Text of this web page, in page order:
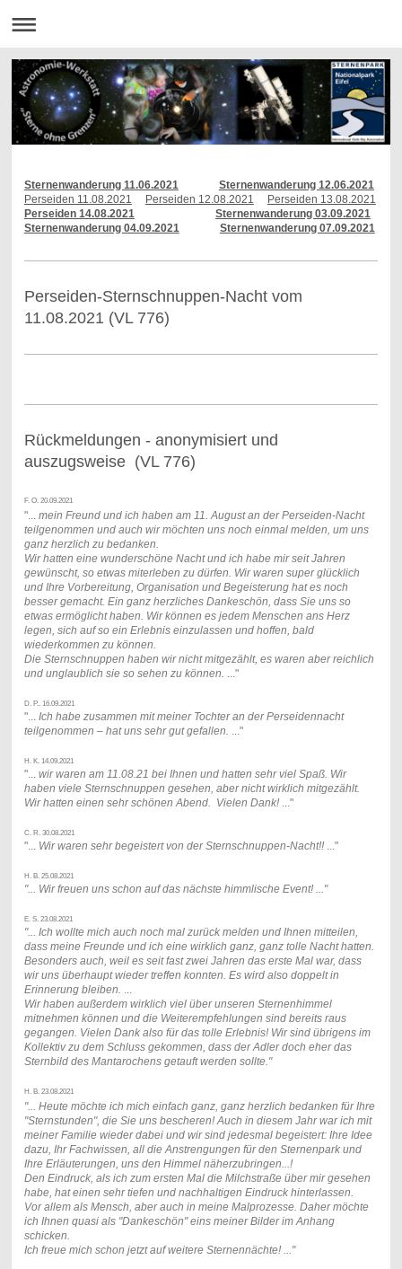
Sternenwanderung 11.06.2021
Sternenwanderung 12.06.2021
Perseiden 11.08.2021
Perseiden 12.08.2021
Perseiden 13.08.2021
Perseiden 14.08.2021
Sternenwanderung 03.09.2021
Sternenwanderung 04.09.2021
Sternenwanderung 07.09.2021
Perseiden-Sternschnuppen-Nacht vom
11.08.2021 (VL 776)
Rückmeldungen - anonymisiert und
auszugsweise (VL 776)
F. O. 20.09.2021
"... mein Freund und ich haben am 11. August an der Perseiden-Nacht
teilgenommen und auch wir möchten uns noch einmal melden, um uns
ganz herzlich zu bedanken.
Wir hatten eine wunderschöne Nacht und ich habe mir seit Jahren
gewünscht, so etwas miterleben zu dürfen. Wir waren super glücklich
und Ihre Vorbereitung, Organisation und Begeisterung hat es noch
besser gemacht. Ein ganz herzliches Dankeschön, dass Sie uns so
etwas ermöglicht haben. Wir können es jedem Menschen ans Herz
legen, sich auf so ein Erlebnis einzulassen und hoffen, bald
wiederkommen zu können.
Die Sternschnuppen haben wir nicht mitgezählt, es waren aber reichlich
und unglaublich sie so sehen zu können.
..."
D. P.. 16.09.2021
"... Ich habe zusammen mit meiner Tochter an der Perseidennacht
teilgenommen – hat uns sehr gut gefallen.
..."
H. K. 14.09.2021
"... wir waren am 11.08.21 bei Ihnen und hatten sehr viel Spaß. Wir
haben viele Sternschnuppen gesehen, aber nicht wirklich mitgezählt.
Wir hatten einen sehr schönen Abend. Vielen Dank!..."
C. R. 30.08.2021
"... Wir waren sehr begeistert von der Sternschnuppen-Nacht!!..."
H. B. 25.08.2021
"... Wir freuen uns schon auf das nächste himmlische Event! ..."
E. S. 23.08.2021
"... Ich wollte mich auch noch mal zurück melden und Ihnen mitteilen,
dass meine Freunde und ich eine wirklich ganz, ganz tolle Nacht hatten.
Besonders auch, weil es seit fast zwei Jahren das erste Mal war, dass
wir uns überhaupt wieder treffen konnten. Es wird also doppelt in
Erinnerung bleiben.
Wir haben außerdem wirklich viel über unseren Sternenhimmel
mitnehmen können und die Weiterempfehlungen sind bereits raus
gegangen. Vielen Dank also für das tolle Erlebnis! Wir sind übrigens im
Kollektiv zu dem Schluss gekommen, dass der Adler doch eher das
Sternbild des Mantarochens getauft werden sollte. "
H. B. 23.08.2021
"... Heute möchte ich mich einfach ganz, ganz herzlich bedanken für Ihre
"Sternstunden", die Sie uns bescheren! Auch in diesem Jahr war ich mit
meiner Familie wieder dabei und wir sind jedesmal begeistert: Ihre Idee
dazu, Ihr Fachwissen, all die Anstrengungen für den Sternenpark und
Ihre Erläuterungen, uns den Himmel näherzubringen...!
Den Eindruck, als ich zum ersten Mal die Milchstraße über mir gesehen
habe, hat einen sehr tiefen und nachhaltigen Eindruck hinterlassen.
Vor allem als Mensch, aber auch in meine Malprozesse. Daher möchte
ich Ihnen quasi als "Dankeschön" eins meiner Bilder im Anhang
schicken.
Ich freue mich schon jetzt auf weitere Sternennächte!
..."